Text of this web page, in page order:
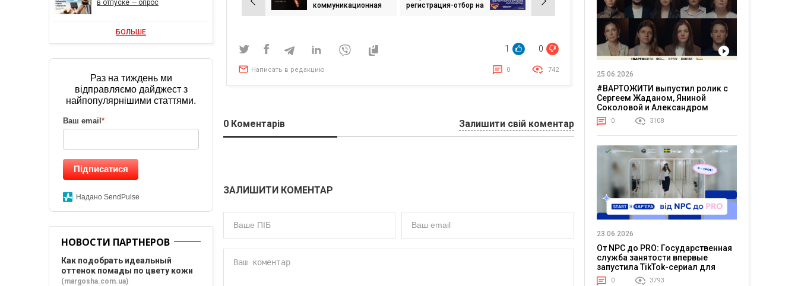
по
коммуникационная
регистрация-отбор на
1 0
Написать в редакцию 0 742
0 Коментарів Залишити свій коментар
ЗАЛИШИТИ КОМЕНТАР
в отпуске — опрос
БОЛЬШЕ
Раз на тиждень ми
відправляємо дайджест з
найпопулярнішими статтями.
Ваш email *
Підписатися
Надано SendPulse
НОВОСТИ ПАРТНЕРОВ
Как подобрать идеальный
оттенок помады по цвету кожи
(margosha.com.ua)
25.06.2026
#ВАРТОЖИТИ выпустил ролик с
Сергеем Жаданом, Яниной
Соколовой и Александром
Тереном о жизни в постоянном
напряжении
0 3108
23.06.2026
От NPC до PRO: Государственная
служба занятости впервые
запустила TikTok-сериал для
молодежи
0 3793